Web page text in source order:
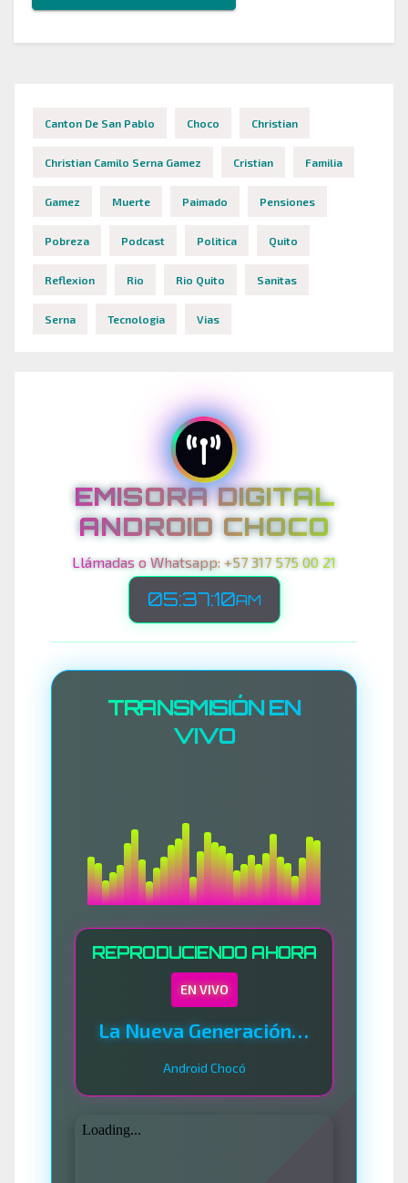
Canton De San Pablo Choco Christian
Christian Camilo Serna Gamez Cristian Familia
Gamez Muerte Paimado Pensiones
Pobreza Podcast Politica Quito
Reflexion Rio Rio Quito Sanitas
Serna Tecnologia Vias
EMISORA DIGITAL
ANDROID CHOCO
Llámadas o Whatsapp: +57 317 575 00 21
05:37:13AM
TRANSMISIÓN EN
VIVO
REPRODUCIENDO AHORA
EN VIVO
La Nueva Generación Del Sistema
Android Chocó